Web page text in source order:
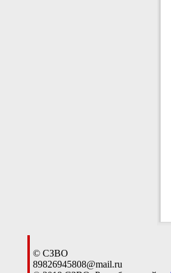
© СЗВО
89826945808@mail.ru